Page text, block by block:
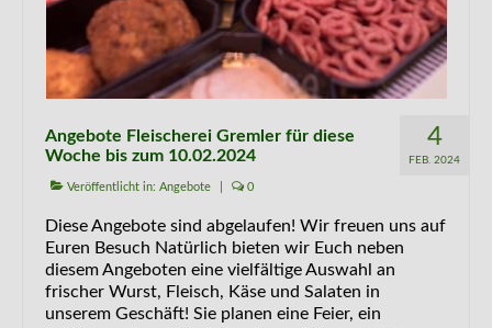
4
FEB. 2024
Angebote Fleischerei Gremler für diese
Woche bis zum 10.02.2024
Veröffentlicht in: Angebote 0
Diese Angebote sind abgelaufen! Wir freuen uns auf
Euren Besuch Natürlich bieten wir Euch neben
diesem Angeboten eine vielfältige Auswahl an
frischer Wurst, Fleisch, Käse und Salaten in
unserem Geschäft! Sie planen eine Feier, ein